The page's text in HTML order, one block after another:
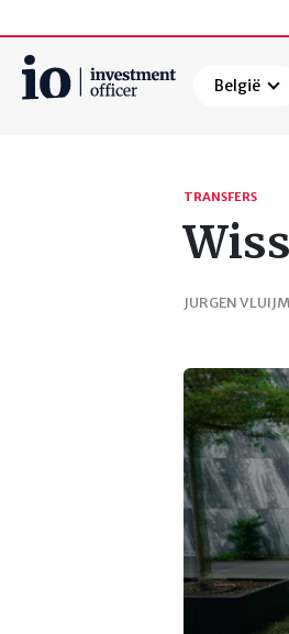
België
TRANSFERS
JURGEN